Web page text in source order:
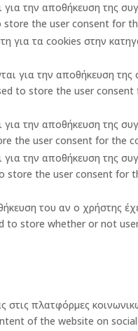
την αποθήκευση της
store the user consent for
για τα cookies στην
για την αποθήκευση
to store the user
την αποθήκευση της
the user consent for the
την αποθήκευση της
store the user consent for
του αν ο χρήστης
to store whether or not
στις πλατφόρμες
of the website on